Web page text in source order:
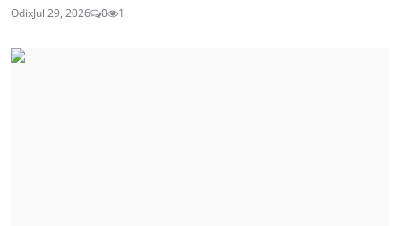
OdixJul 29, 2026 0 1